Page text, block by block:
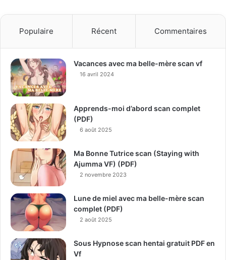
Populaire Récent Commentaires
Vacances avec ma belle-mère scan vf
16 avril 2024
Apprends-moi d’abord scan complet
(PDF)
6 août 2025
Ma Bonne Tutrice scan (Staying with
Ajumma VF) (PDF)
2 novembre 2023
Lune de miel avec ma belle-mère scan
complet (PDF)
2 août 2025
Sous Hypnose scan hentai gratuit PDF en
Vf